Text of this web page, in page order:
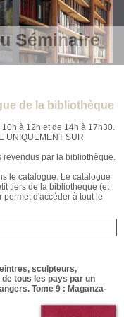
Séminaire
de la bibliothèque
à 12h et de 14h à 17h30.
UNIQUEMENT SUR
revendus par la bibliothèque.
le catalogue. Le catalogue
tiers de la bibliothèque (et
d'accéder à tout le
sculpteurs,
tous les pays par un
Tome 9 : Maganza-